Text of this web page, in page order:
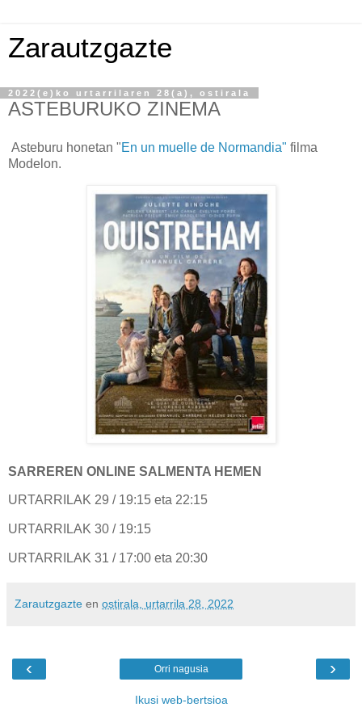
Zarautzgazte
2022(e)ko urtarrilaren 28(a), ostirala
ASTEBURUKO ZINEMA
Asteburu honetan "En un muelle de Normandia" filma
Modelon.
SARREREN ONLINE SALMENTA HEMEN
URTARRILAK 29 / 19:15 eta 22:15
URTARRILAK 30 / 19:15
URTARRILAK 31 / 17:00 eta 20:30
Zarautzgazte en ostirala, urtarrila 28, 2022
‹ ›
Orri nagusia
Ikusi web-bertsioa